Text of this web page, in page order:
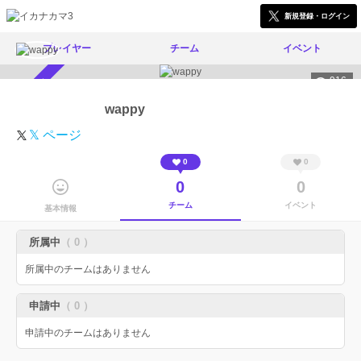
新規登録・ログイン
プレイヤー チーム イベント
916
wappy
𝕏 ページ
基本情報
0
0
チーム
0
0
イベント
所属中 （ 0 ）
所属中のチームはありません
申請中 （ 0 ）
申請中のチームはありません